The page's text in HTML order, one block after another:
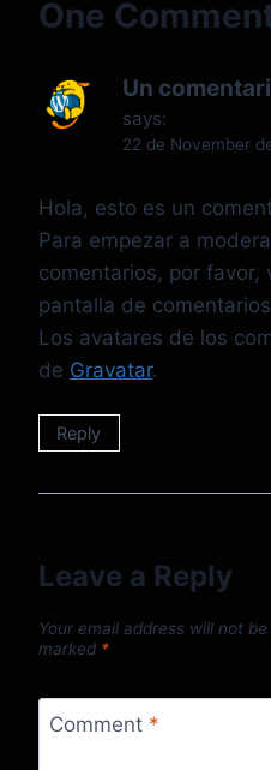
One
Un
says:
22 de November
Hola, esto es un
Para empezar a
comentarios, por favor,
pantalla de
Los avatares de los
de Gravatar.
Reply
Leave a Reply
Your email address will not be
marked *
Comment *